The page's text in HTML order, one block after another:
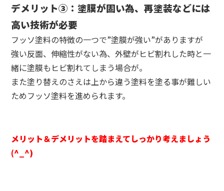
デメリット③：塗膜が固い為、再塗装などには
高い技術が必要
フッソ塗料の特徴の一つで”塗膜が強い”がありますが
強い反面、伸縮性がない為、外壁がヒビ割れした時と一
緒に塗膜もヒビ割れてしまう場合が。
また塗り替えのさえは上から違う塗料を塗る事が難しい
ためフッソ塗料を進められます。
メリット＆デメリットを踏まえてしっかり考えましょう
(^_^)